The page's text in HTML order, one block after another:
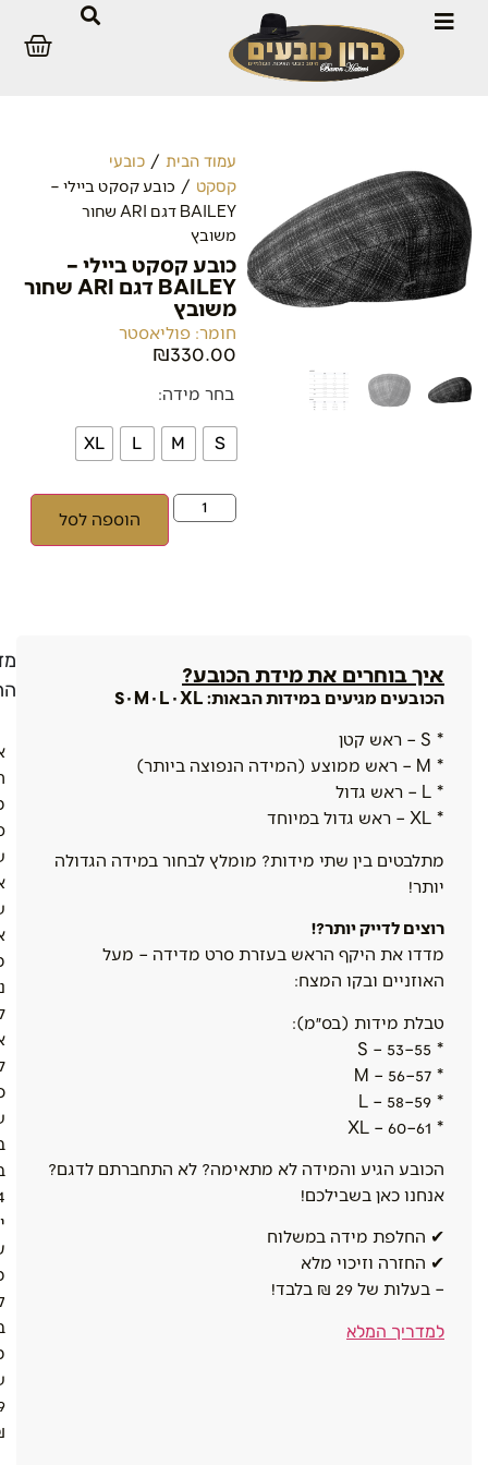
עמוד הבית /כובעי
קסקט / כובע קסקט ביילי –
BAILEY דגם ARI שחור
משובץ
כובע קסקט ביילי –
BAILEY דגם ARI שחור
משובץ
חומר: פוליאסטר
₪330.00
בחר מידה:
S
M
L
XL
הוספה לסל
איך בוחרים את מידת הכובע?
הכובעים מגיעים במידות הבאות: S · M · L · XL
* S – ראש קטן
* M – ראש ממוצע (המידה הנפוצה ביותר)
* L – ראש גדול
* XL – ראש גדול במיוחד
מתלבטים בין שתי מידות? מומלץ לבחור במידה הגדולה
יותר!
רוצים לדייק יותר?!
מדדו את היקף הראש בעזרת סרט מדידה – מעל
האוזניים ובקו המצח:
טבלת מידות (בס״מ):
* S – 53–55
* M – 56–57
* L – 58–59
* XL – 60–61
הכובע הגיע והמידה לא מתאימה? לא התחברתם לדגם?
אנחנו כאן בשבילכם!
✔ החלפת מידה במשלוח
✔ החזרה וזיכוי מלא
– בעלות של 29 ₪ בלבד!
למדריך המלא